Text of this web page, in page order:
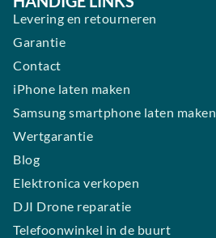
Levering en retourneren
Garantie
Contact
iPhone laten maken
Samsung smartphone laten maken
Wertgarantie
Blog
Elektronica verkopen
DJI Drone reparatie
Telefoonwinkel in de buurt